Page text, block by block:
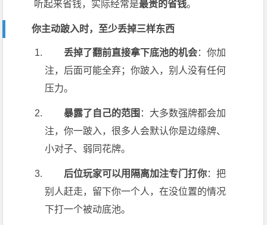
听起来省钱，实际经常是最贵的省钱。
你主动跛入时，至少丢掉三样东西
丢掉了翻前直接拿下底池的机会：你加
注，后面可能全弃；你跛入，别人没有任何
压力。
暴露了自己的范围 ：大多数强牌都会加
注，你一跛入，很多人会默认你是边缘牌、
小对子、弱同花牌。
后位玩家可以用隔离加注专门打你：把
别人赶走，留下你一个人，在没位置的情况
下打一个被动底池。